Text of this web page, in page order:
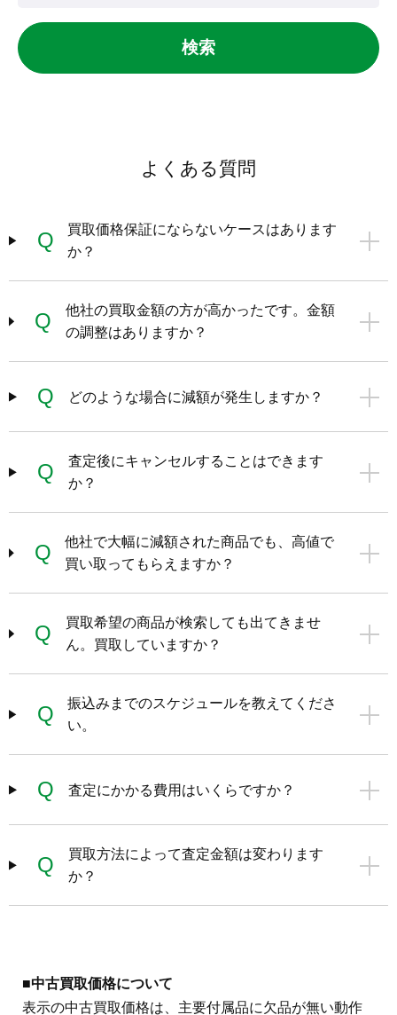
検索
よくある質問
Q
買取価格保証にならないケースはあります
か？
Q
他社の買取金額の方が高かったです。金額
の調整はありますか？
Q どのような場合に減額が発生しますか？
Q
査定後にキャンセルすることはできます
か？
Q
他社で大幅に減額された商品でも、高値で
買い取ってもらえますか？
Q
買取希望の商品が検索しても出てきませ
ん。買取していますか？
Q
振込みまでのスケジュールを教えてくださ
い。
Q 査定にかかる費用はいくらですか？
Q
買取方法によって査定金額は変わります
か？
■中古買取価格について
表示の中古買取価格は、主要付属品に欠品が無い動作